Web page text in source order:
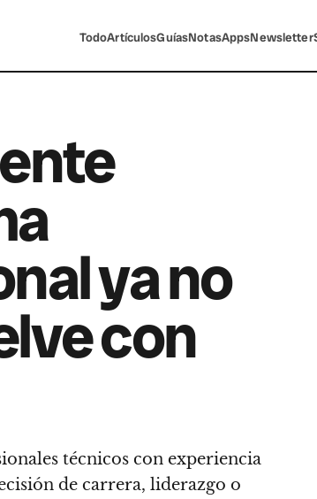
TodoArtículosGuíasNotasAppsNewsletter
ya no
con
técnicos con experiencia
de carrera, liderazgo o